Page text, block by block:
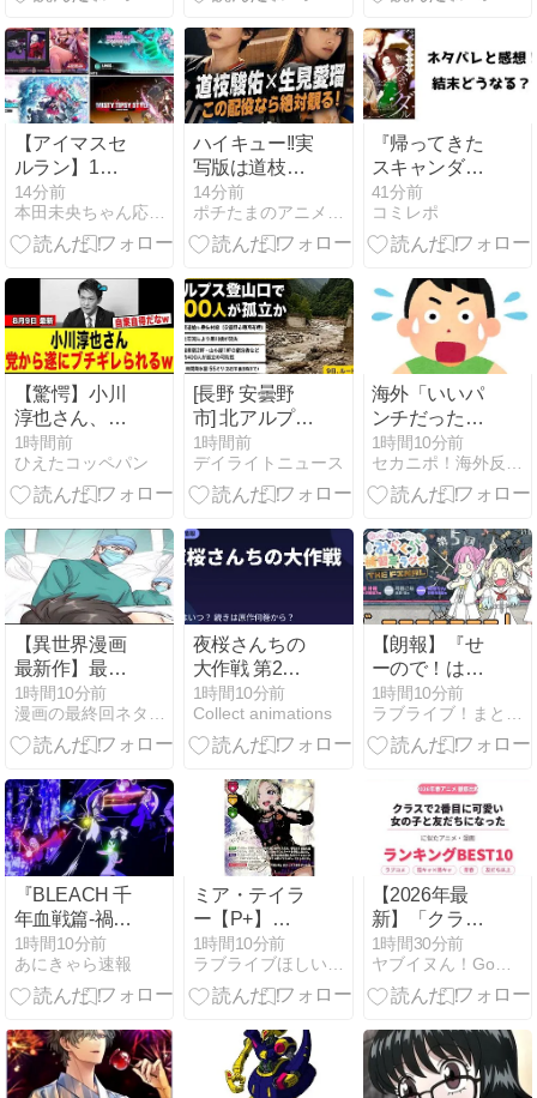
～MS
MUSEUM～
2027年1月発
送
【アイマスセ
ルラン】1位
ChatGPT7位
学マス210位
FGO29位ブル
ス278位シャ
ニソン388位
シャニマス
592位アイプ
ラ593位ミリ
シタ594位デ
レステ595位
アサリリ
14分前
本田未央ちゃん応援まとめ速報
ハイキュー!!実
写版は道枝駿
佑×生見愛
瑠？実現した
ら話題必至！
14分前
ポチたまのアニメモリー
『帰ってきた
スキャンダル
メーカー』ネ
タバレ全話と
感想！
41分前
コミレポ
【驚愕】小川
淳也さん、演
説で“自党の大
失態”を漏らし
た結果→党か
れるwwwww
1時間前
ひえたコッペパン
[長野 安曇野
市] 北アルプス
へ向かう県道
が土石流の影
響で寸断・登
など孤立状態
になった可能
1時間前
デイライトニュース
海外「いいパ
ンチだった」
超大物
YouYuberが伝
説のボクサー
ソンにパンチ
を食らうｗｗ
1時間10分前
セカニポ！海外反応の解説とまとめ
【異世界漫画
最新作】最強
の治癒能力を
授かった医者
が異世界の常
伝説 1-45【異
世界漫画】
1時間10分前
漫画の最終回ネタバレひどいあらすじや感想おすすめ満載
夜桜さんちの
大作戦 第2期2
クールはい
つ？続きは原
作漫画の何巻
い？【2026年
最新】
1時間10分前
Collect animations
【朗報】『せ
ーので！はす
のそら！』グ
ッズ化【ラブ
ライブ！蓮ノ
1時間10分前
ラブライブ！まとめちゃんねる！！
『BLEACH 千
年血戦篇-禍進
譚-』 第3話 激
戦終結と新た
な脅威の兆し
1時間10分前
あにきゃら速報
ミア・テイラ
ー【P+】
PL!N-bp7-011-
P+
1時間10分前
ラブライブほしいものブログ
【2026年最
新】「クラス
で2番目に可
愛い女の子と
友だちになっ
ニメ・漫画ラ
ンキング
BEST10｜陰
1時間30分前
ヤブイヌん！Go！！Go！！！